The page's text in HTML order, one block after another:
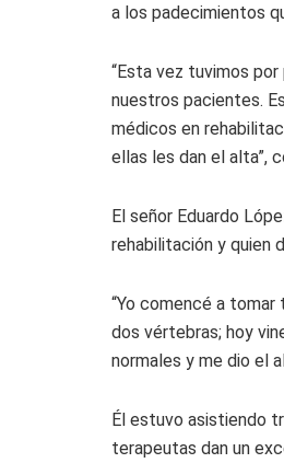
a los padecimientos
“Esta vez tuvimos
nuestros pacientes.
médicos en
ellas les dan el alta”,
El señor Eduardo
rehabilitación y quien
“Yo comencé a
dos vértebras; hoy
normales y me dio el
Él estuvo asistiendo
terapeutas dan un